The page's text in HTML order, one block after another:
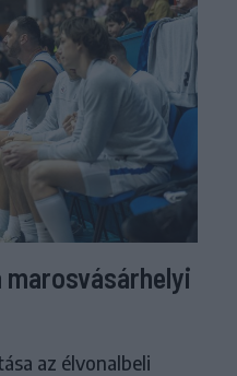
marosvásárhelyi
az élvonalbeli